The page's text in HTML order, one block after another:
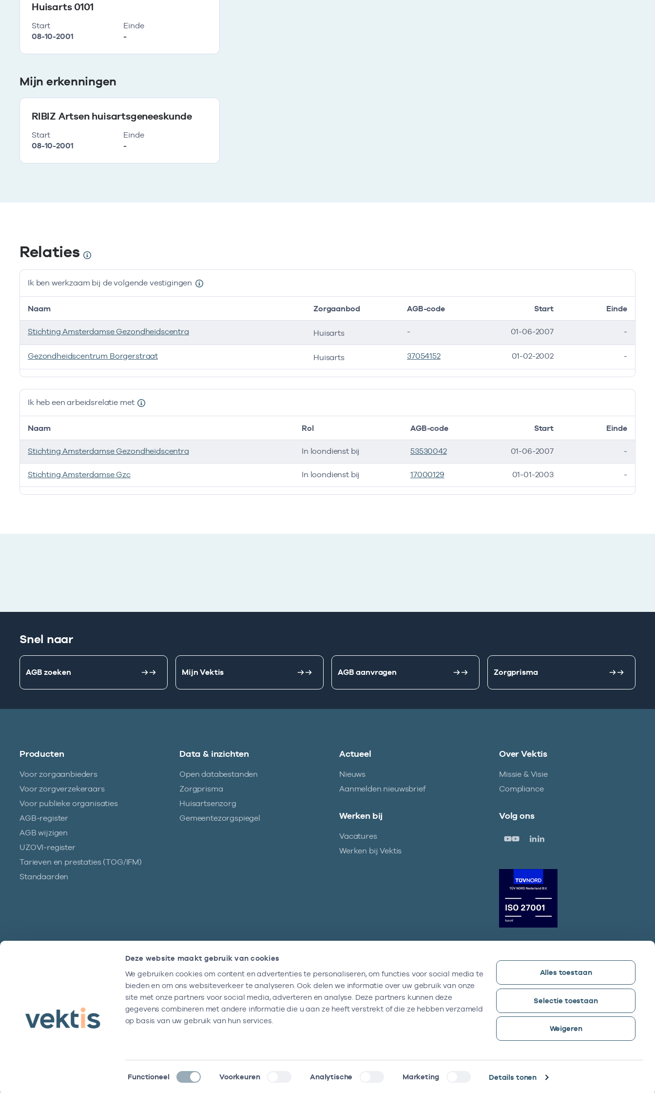
Deze website maakt gebruik van cookies
We gebruiken cookies om content en advertenties te personaliseren, om functies voor social media te
bieden en om ons websiteverkeer te analyseren. Ook delen we informatie over uw gebruik van onze
site met onze partners voor social media, adverteren en analyse. Deze partners kunnen deze
gegevens combineren met andere informatie die u aan ze heeft verstrekt of die ze hebben verzameld
op basis van uw gebruik van hun services.
Toestemmingsselectie
Functioneel Voorkeuren Analytische Marketing Details tonen
Alles toestaan
Selectie toestaan
Weigeren
Huisarts 0101
Start
08-10-2001
Einde
-
Mijn erkenningen
RIBIZ Artsen huisartsgeneeskunde
Start
08-10-2001
Einde
-
Relaties
Ik ben werkzaam bij de volgende vestigingen
Ik ben werkzaam bij de volgende vestigingen
Naam Zorgaanbod AGB-code Start Einde
Stichting Amsterdamse Gezondheidscentra Huisarts - 01-06-2007 -
Gezondheidscentrum Borgerstraat Huisarts 37054152 01-02-2002 -
Ik heb een arbeidsrelatie met
Ik heb een arbeidsrelatie met
Naam Rol AGB-code Start Einde
Stichting Amsterdamse Gezondheidscentra In loondienst bij 53530042 01-06-2007 -
Stichting Amsterdamse Gzc In loondienst bij 17000129 01-01-2003 -
Snel naar
AGB zoeken Mijn Vektis AGB aanvragen Zorgprisma
Producten
Voor zorgaanbieders
Voor zorgverzekeraars
Voor publieke organisaties
AGB-register
AGB wijzigen
UZOVI-register
Tarieven en prestaties (TOG/IFM)
Standaarden
Data & inzichten
Open databestanden
Zorgprisma
Huisartsenzorg
Gemeentezorgspiegel
Actueel
Nieuws
Aanmelden nieuwsbrief
Over Vektis
Missie & Visie
Compliance
Werken bij
Vacatures
Werken bij Vektis
Volg ons
We zijn doordeweeks bereikbaar tussen
Nieuwsbrief
Altijd op de hoogte blijven van al onze
nieuwtjes? Schrijf je nu in.
Vektis bezoekadres
Sparrenheuvel 18, Gebouw B,
3708 JE Zeist
Algemene voorwaarden Privacy- en cookieverklaring Kwetsbaarheid melden